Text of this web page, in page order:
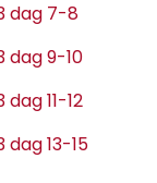
dag 7-8
dag 9-10
11-12
13-15